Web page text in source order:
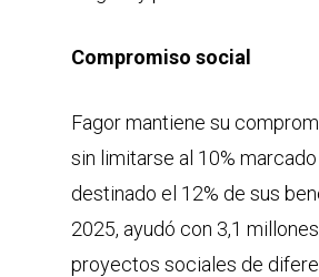
Compromiso social
Fagor mantiene su
sin limitarse al 10% marcado
destinado el 12% de sus
2025, ayudó con 3,1
proyectos sociales de